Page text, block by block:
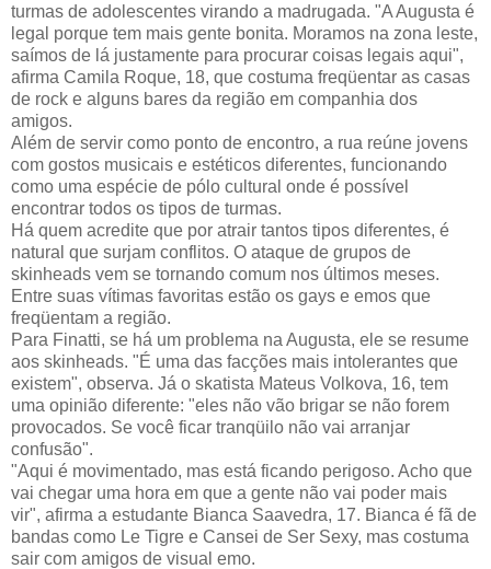
turmas de adolescentes virando a madrugada. "A Augusta é
legal porque tem mais gente bonita. Moramos na zona leste,
saímos de lá justamente para procurar coisas legais aqui",
afirma Camila Roque, 18, que costuma freqüentar as casas
de rock e alguns bares da região em companhia dos
amigos.
Além de servir como ponto de encontro, a rua reúne jovens
com gostos musicais e estéticos diferentes, funcionando
como uma espécie de pólo cultural onde é possível
encontrar todos os tipos de turmas.
Há quem acredite que por atrair tantos tipos diferentes, é
natural que surjam conflitos. O ataque de grupos de
skinheads vem se tornando comum nos últimos meses.
Entre suas vítimas favoritas estão os gays e emos que
freqüentam a região.
Para Finatti, se há um problema na Augusta, ele se resume
aos skinheads. "É uma das facções mais intolerantes que
existem", observa. Já o skatista Mateus Volkova, 16, tem
uma opinião diferente: "eles não vão brigar se não forem
provocados. Se você ficar tranqüilo não vai arranjar
confusão".
"Aqui é movimentado, mas está ficando perigoso. Acho que
vai chegar uma hora em que a gente não vai poder mais
vir", afirma a estudante Bianca Saavedra, 17. Bianca é fã de
bandas como Le Tigre e Cansei de Ser Sexy, mas costuma
sair com amigos de visual emo.